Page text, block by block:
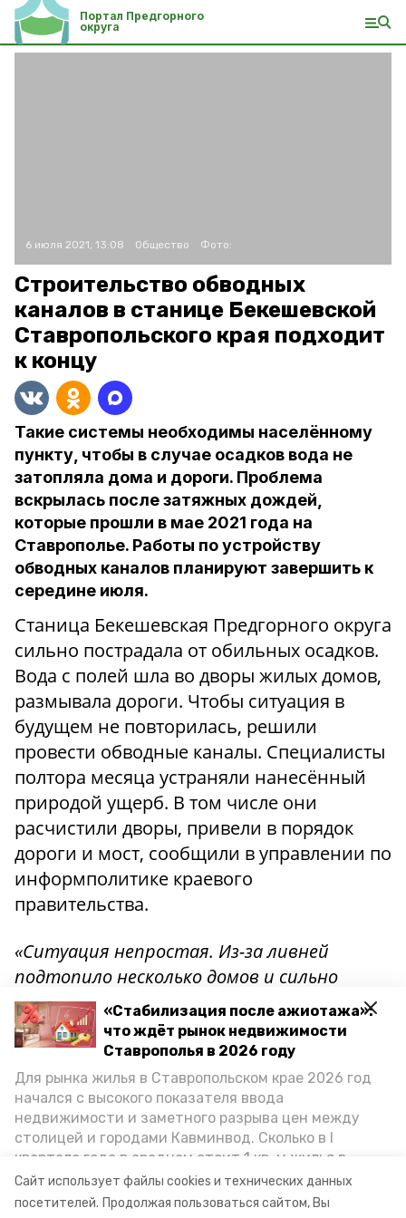
Сайт использует файлы cookies и технических данных
посетителей. Продолжая пользоваться сайтом, Вы
«Стабилизация после ажиотажа»:
что ждёт рынок недвижимости
Ставрополья в 2026 году
Для рынка жилья в Ставропольском крае 2026 год
начался с высокого показателя ввода
недвижимости и заметного разрыва цен между
столицей и городами Кавминвод. Сколько в I
квартале года в среднем стоит 1 кв. м жилья в
городах и округах региона, как изменился спрос на
первичку и вторичку, какова себестоимость
Портал Предгорного
округа
6 июля 2021, 13:08 Общество Фото:
Строительство обводных
каналов в станице Бекешевской
Ставропольского края подходит
к концу
Такие системы необходимы населённому
пункту, чтобы в случае осадков вода не
затопляла дома и дороги. Проблема
вскрылась после затяжных дождей,
которые прошли в мае 2021 года на
Ставрополье. Работы по устройству
обводных каналов планируют завершить к
середине июля.
Станица Бекешевская Предгорного округа
сильно пострадала от обильных осадков.
Вода с полей шла во дворы жилых домов,
размывала дороги. Чтобы ситуация в
будущем не повторилась, решили
провести обводные каналы. Специалисты
полтора месяца устраняли нанесённый
природой ущерб. В том числе они
расчистили дворы, привели в порядок
дороги и мост, сообщили в управлении по
информполитике краевого
правительства.
«Ситуация непростая. Из-за ливней
подтопило несколько домов и сильно
размыло дороги. В данный момент
специалисты уже заканчивают укладку
труб, чтобы в последующем вода не
смывала дорогу, а уходила в реку.
Затопление Бекешевской теперь не
грозит», — отметил глава округа Николай
Бондаренко.
Фото: администрация Предгорного округа